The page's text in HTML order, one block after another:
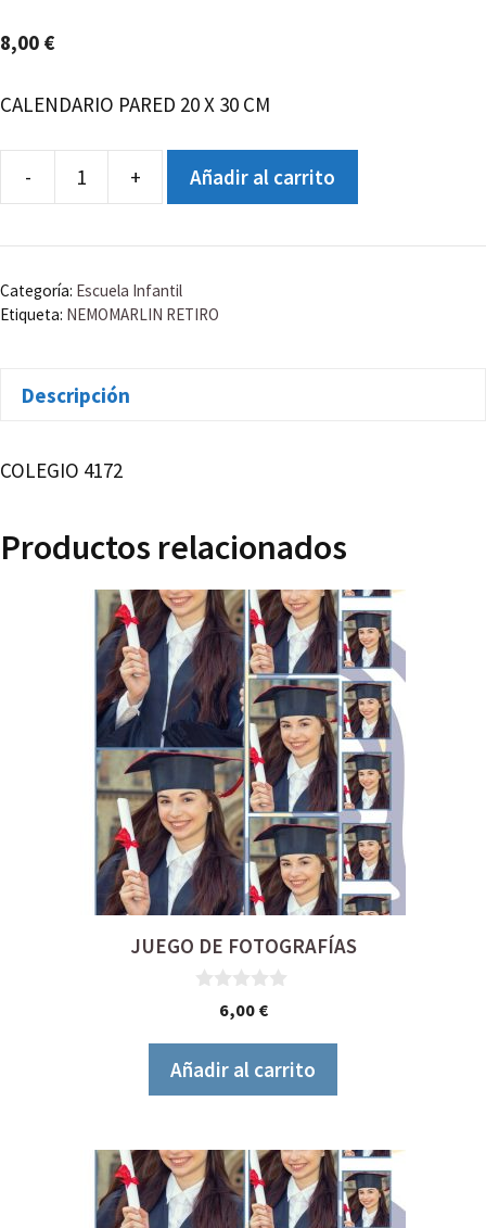
8,00 €
CALENDARIO PARED 20 X 30 CM
-
CALENDARIO
MARGAL
cantidad
+ Añadir al carrito
Categoría: Escuela Infantil
Etiqueta: NEMOMARLIN RETIRO
Descripción
COLEGIO 4172
Productos relacionados
JUEGO DE FOTOGRAFÍAS
6,00 €
Añadir al carrito